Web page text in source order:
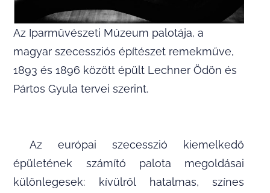
Az Iparművészeti Múzeum palotája, a
magyar szecessziós építészet remekműve,
1893 és 1896 között épült Lechner Ödön és
Pártos Gyula tervei szerint.
Az európai szecesszió kiemelkedő
épületének számító palota megoldásai
különlegesek: kívülről hatalmas, színes